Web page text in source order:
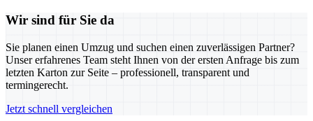
Wir sind für Sie da
Sie planen einen Umzug und suchen einen zuverlässigen Partner?
Unser erfahrenes Team steht Ihnen von der ersten Anfrage bis zum
letzten Karton zur Seite – professionell, transparent und
termingerecht.
Jetzt schnell vergleichen